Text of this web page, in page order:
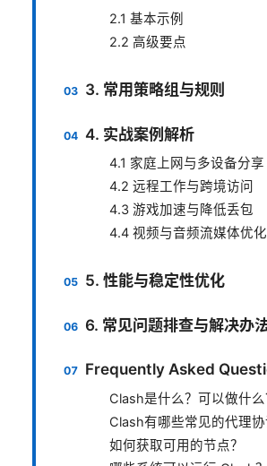
2.1 基本示例
2.2 高级要点
3. 常用策略组与规则
4. 实战案例解析
4.1 家庭上网与多设备分享
4.2 远程工作与跨境访问
4.3 游戏加速与降低丢包
4.4 视频与音频流媒体优化
5. 性能与稳定性优化
6. 常见问题排查与解决办
Frequently Asked
Clash是什么？可以做什么
Clash有哪些常见的代理协
如何获取可用的节点？